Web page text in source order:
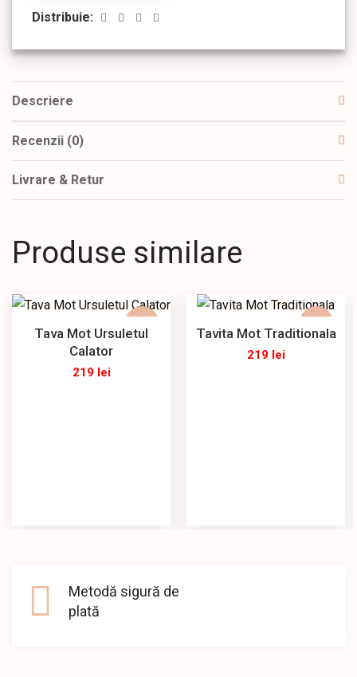
Distribuie:
Descriere
Recenzii (0)
Livrare & Retur
Produse similare
Tava Mot Ursuletul
Calator
219 lei
Tavita Mot Traditionala
219 lei
Metodă sigură de
plată